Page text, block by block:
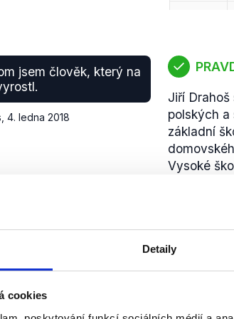
Detaily
cookies
jsem člověk, který na
4. ledna 2018
Jiří
polských
základní
Vysoké
Brazílii, v Argentině, v
přátel a ti se mě ptali
proč český